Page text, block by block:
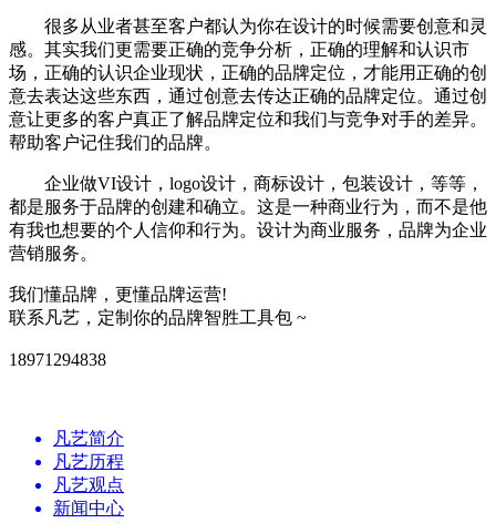
很多从业者甚至客户都认为你在设计的时候需要创意和灵
感。其实我们更需要正确的竞争分析，正确的理解和认识市
场，正确的认识企业现状，正确的品牌定位，才能用正确的创
意去表达这些东西，通过创意去传达正确的品牌定位。通过创
意让更多的客户真正了解品牌定位和我们与竞争对手的差异。
帮助客户记住我们的品牌。
企业做VI设计，logo设计，商标设计，包装设计，等等，
都是服务于品牌的创建和确立。这是一种商业行为，而不是他
有我也想要的个人信仰和行为。设计为商业服务，品牌为企业
营销服务。
我们懂品牌，更懂品牌运营!
联系凡艺，定制你的品牌智胜工具包 ~
18971294838
凡艺简介
凡艺历程
凡艺观点
新闻中心